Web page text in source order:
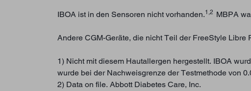
IBOA ist in den Sensoren nicht vorhanden.1,2 MBPA
Andere CGM-Geräte, die nicht Teil der FreeStyle
1) Nicht mit diesem Hautallergen hergestellt. IBOA
wurde bei der Nachweisgrenze der Testmethode von
2) Data on file. Abbott Diabetes Care, Inc.